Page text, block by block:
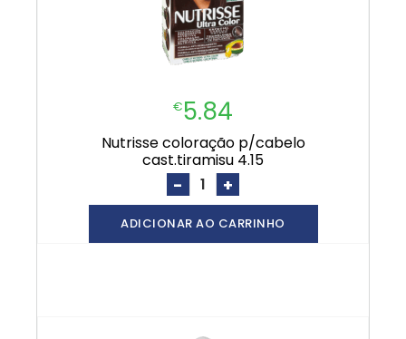
€5.84
nutrisse coloração p/cabelo
cast.tiramisu 4.15
- +
ADICIONAR AO CARRINHO